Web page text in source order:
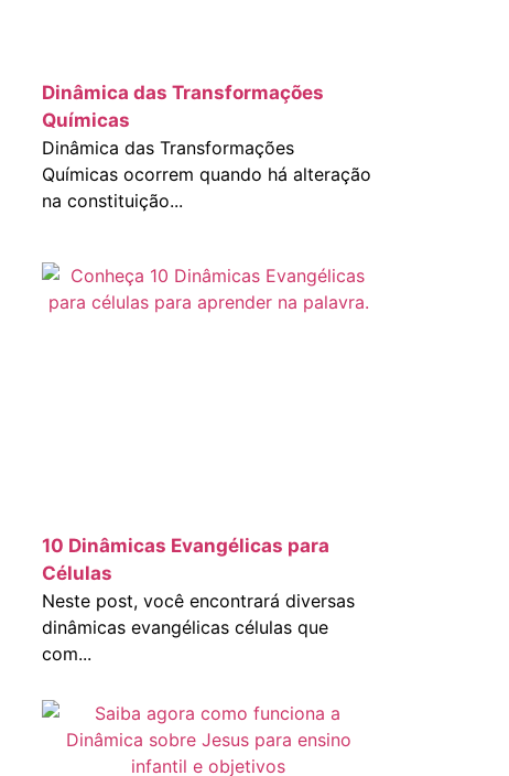
Dinâmica das Transformações
Químicas
Dinâmica das Transformações
Químicas ocorrem quando há alteração
na constituição...
10 Dinâmicas Evangélicas para
Células
Neste post, você encontrará diversas
dinâmicas evangélicas células que
com...